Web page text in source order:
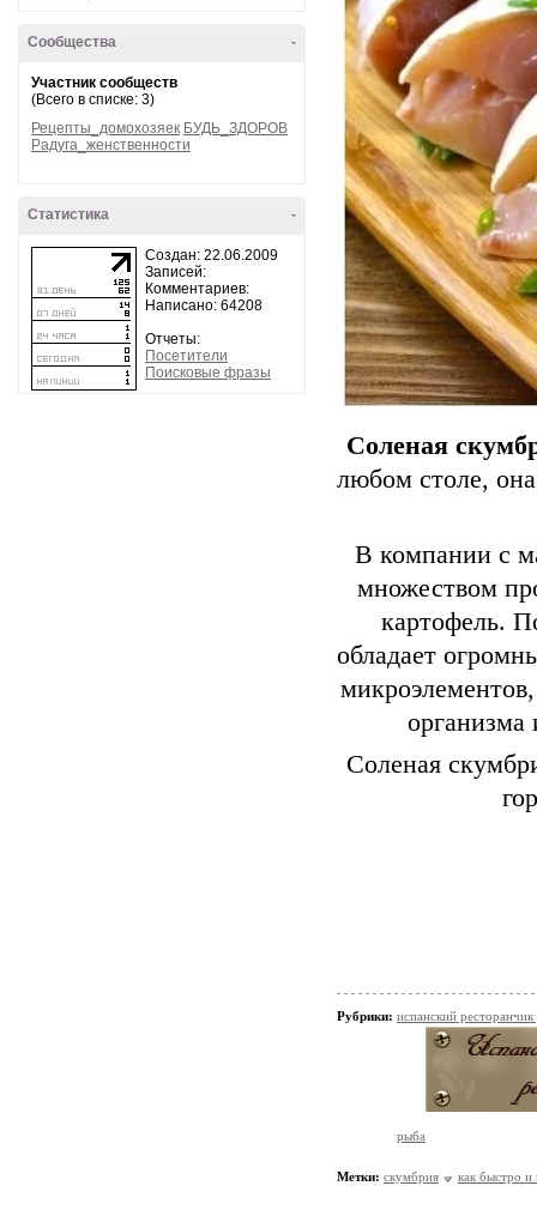
-
Сообщества
Участник сообществ
(Всего в списке: 3)
Рецепты_домохозяек БУДЬ_ЗДОРОВ
Радуга_женственности
-
Статистика
Создан: 22.06.2009
Записей:
Комментариев:
Написано: 64208
Отчеты:
Посетители
Поисковые фразы
Соленая
любом столе,
В компании с
множеством
картофель.
обладает
Соленая
Рубрики: испанский
рыба
Метки: скумбрия как быстро и